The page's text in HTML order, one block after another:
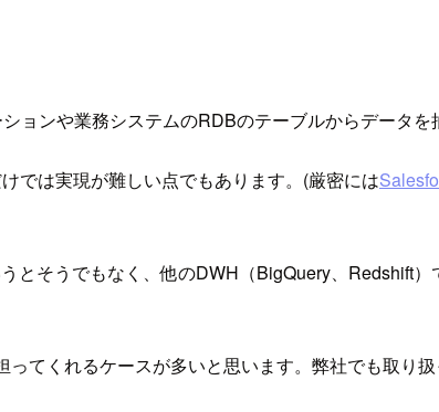
ョンや業務システムのRDBのテーブルからデータを
では実現が難しい点でもあります。(厳密には
とそうでもなく、他のDWH（BigQuery、Redshift
てくれるケースが多いと思います。弊社でも取り